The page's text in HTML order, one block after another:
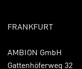
FRANKFURT
AMBION GmbH
Gattenhöferweg 32